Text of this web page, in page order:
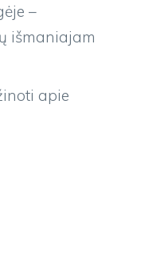
–
išmaniajam
apie